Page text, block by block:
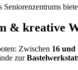
Seniorenzentrums
& kreative
Zwischen 16 und
zur